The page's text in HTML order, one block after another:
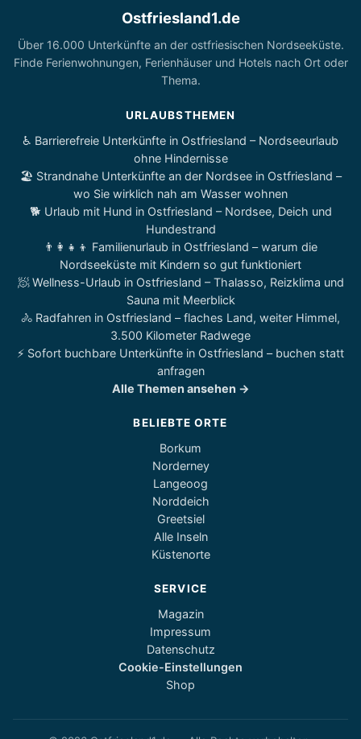
Ostfriesland1.de
Über 16.000 Unterkünfte an der ostfriesischen Nordseeküste.
Finde Ferienwohnungen, Ferienhäuser und Hotels nach Ort oder
Thema.
URLAUBSTHEMEN
♿ Barrierefreie Unterkünfte in Ostfriesland – Nordseeurlaub
ohne Hindernisse
🏖️ Strandnahe Unterkünfte an der Nordsee in Ostfriesland –
wo Sie wirklich nah am Wasser wohnen
🐕 Urlaub mit Hund in Ostfriesland – Nordsee, Deich und
Hundestrand
👨‍👩‍👧‍👦 Familienurlaub in Ostfriesland – warum die
Nordseeküste mit Kindern so gut funktioniert
🧖 Wellness-Urlaub in Ostfriesland – Thalasso, Reizklima und
Sauna mit Meerblick
🚴 Radfahren in Ostfriesland – flaches Land, weiter Himmel,
3.500 Kilometer Radwege
⚡ Sofort buchbare Unterkünfte in Ostfriesland – buchen statt
anfragen
Alle Themen ansehen →
BELIEBTE ORTE
Borkum
Norderney
Langeoog
Norddeich
Greetsiel
Alle Inseln
Küstenorte
SERVICE
Magazin
Impressum
Datenschutz
Cookie-Einstellungen
Shop